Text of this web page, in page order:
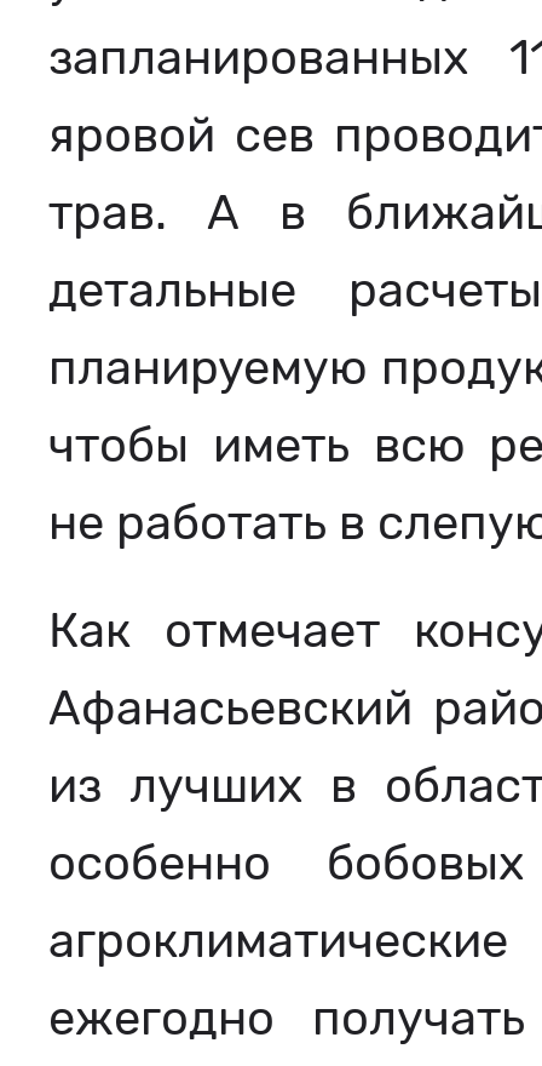
запланированных
яровой сев
трав. А в
детальные
планируемую
чтобы иметь всю
не работать в
Как отмечает
Афанасьевский
из лучших в
особенно
ежегодно